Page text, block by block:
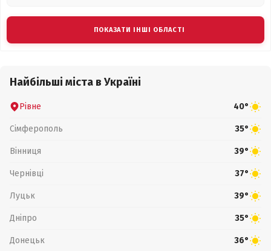
ПОКАЗАТИ ІНШІ ОБЛАСТІ
Найбільші міста в Україні
Рівне 40°
Сімферополь 35°
Вінниця 39°
Чернівці 37°
Луцьк 39°
Дніпро 35°
Донецьк 36°